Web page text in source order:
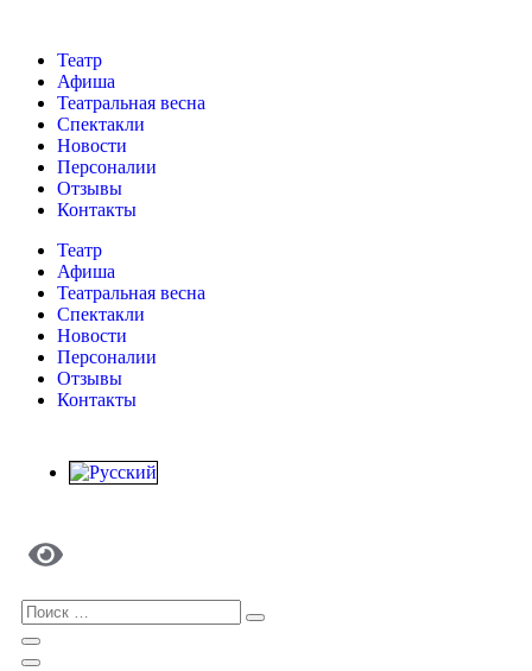
Театр
Афиша
Театральная весна
Спектакли
Новости
Персоналии
Отзывы
Контакты
Театр
Афиша
Театральная весна
Спектакли
Новости
Персоналии
Отзывы
Контакты